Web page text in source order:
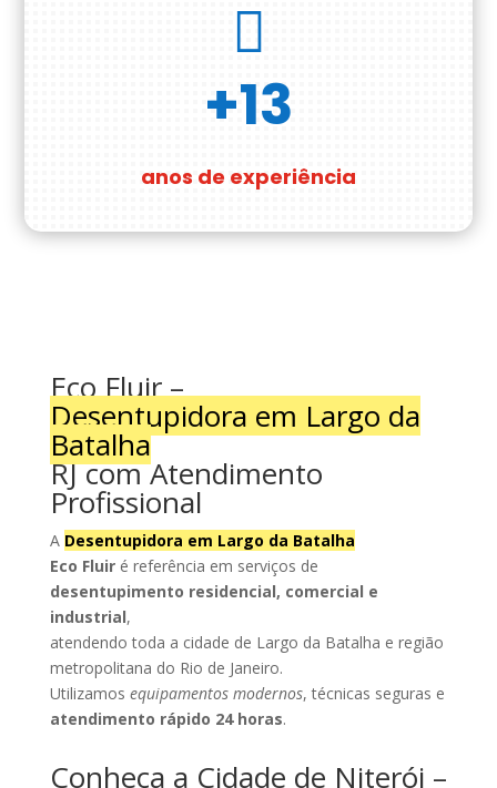

+13
anos de experiência
Eco Fluir –
Desentupidora em Largo da
Batalha
RJ com Atendimento
Profissional
A Desentupidora em Largo da Batalha
Eco Fluiré referência em serviços de
desentupimento residencial, comercial e
industrial,
atendendo toda a cidade de Largo da Batalha e região
metropolitana do Rio de Janeiro.
Utilizamos equipamentos modernos, técnicas seguras e
atendimento rápido 24 horas.
Conheça a Cidade de Niterói –